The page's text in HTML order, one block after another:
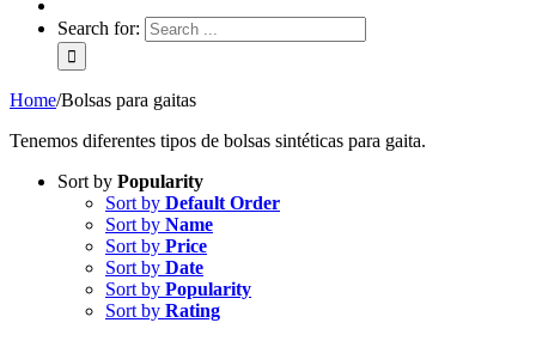
Search for:
Home/Bolsas para gaitas
Tenemos diferentes tipos de bolsas sintéticas para gaita.
Sort by Popularity
Sort by Default Order
Sort by Name
Sort by Price
Sort by Date
Sort by Popularity
Sort by Rating